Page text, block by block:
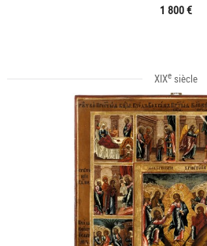
1 800 €
XIXe siècle